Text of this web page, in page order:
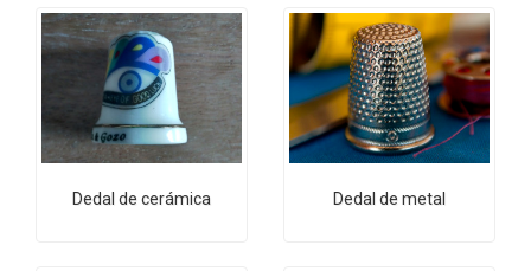
Dedal de cerámica Dedal de metal